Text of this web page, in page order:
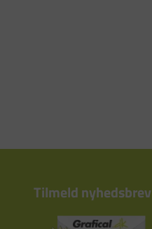
Tilmeld nyhedsbrev